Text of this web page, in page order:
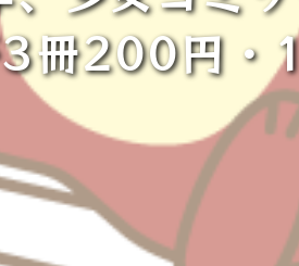
冊200円